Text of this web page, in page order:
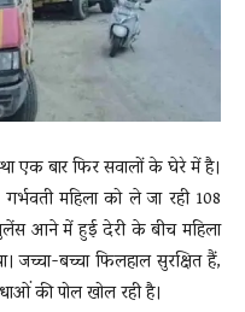
एक बार फिर सवालों के घेरे में है।
महिला को ले जा रही 108
आने में हुई देरी के बीच महिला
जच्चा-बच्चा फिलहाल सुरक्षित हैं,
की पोल खोल रही है।